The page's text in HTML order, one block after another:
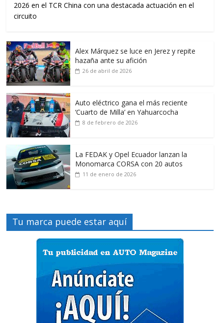
2026 en el TCR China con una destacada actuación en el
circuito
Alex Márquez se luce en Jerez y repite
hazaña ante su afición
26 de abril de 2026
Auto eléctrico gana el más reciente
‘Cuarto de Milla’ en Yahuarcocha
8 de febrero de 2026
La FEDAK y Opel Ecuador lanzan la
Monomarca CORSA con 20 autos
11 de enero de 2026
Tu marca puede estar aquí